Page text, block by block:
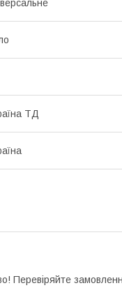
ТД
Перевіряйте